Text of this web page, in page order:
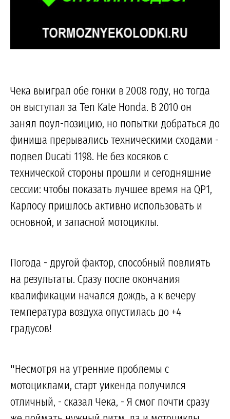
Чека выиграл обе гонки в 2008 году, но тогда
он выступал за Ten Kate Honda. В 2010 он
занял поул-позицию, но попытки добраться до
финиша прерывались техническими сходами -
подвел Ducati 1198. Не без косяков с
технической стороны прошли и сегодняшние
сессии: чтобы показать лучшее время на QP1,
Карлосу пришлось активно использовать и
основной, и запасной мотоциклы.
Погода - другой фактор, способный повлиять
на результаты. Сразу после окончания
квалификации начался дождь, а к вечеру
температура воздуха опустилась до +4
градусов!
"Несмотря на утренние проблемы с
мотоциклами, старт уикенда получился
отличный, - сказал Чека, - Я смог почти сразу